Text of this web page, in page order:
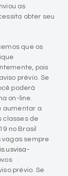
as
obter seu
que os
pois
prévio. Se
poderá
on-line.
aumentar a
classes de
no Brasil
vagas sempre
prévio. Se